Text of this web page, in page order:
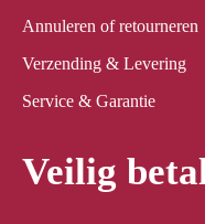
Annuleren of retourneren
Verzending & Levering
Service & Garantie
Veilig